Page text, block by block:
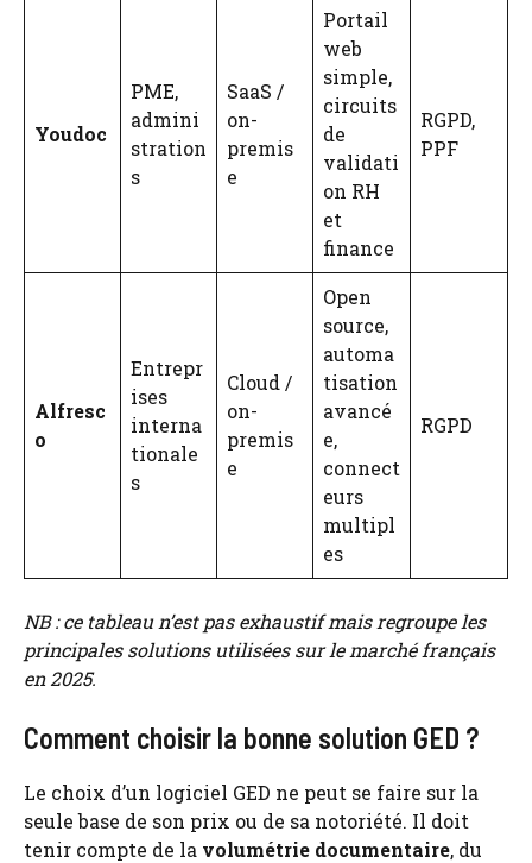
Youdoc
PME,
admini
stration
s
SaaS /
on-
premis
e
Portail
web
simple,
circuits
de
validati
on RH
et
finance
RGPD,
PPF
Alfresc
o
Entrepr
ises
interna
tionale
s
Cloud /
on-
premis
e
Open
source,
automa
tisation
avancé
e,
connect
eurs
multipl
es
RGPD
NB : ce tableau n’est pas exhaustif mais regroupe les
principales solutions utilisées sur le marché français
en 2025.
Comment choisir la bonne solution GED ?
Le choix d’un logiciel GED ne peut se faire sur la
seule base de son prix ou de sa notoriété. Il doit
tenir compte de la volumétrie documentaire, du